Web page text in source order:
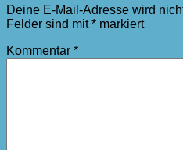
Deine E-Mail-Adresse wird
Felder sind mit* markiert
Kommentar *